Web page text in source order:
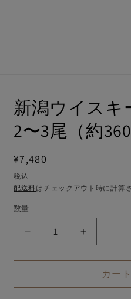
新潟ウイス
2〜3尾（約
通
常
価
格
¥7,480
税込
配送料 はチェックアウト時に計算
数量
新
カー